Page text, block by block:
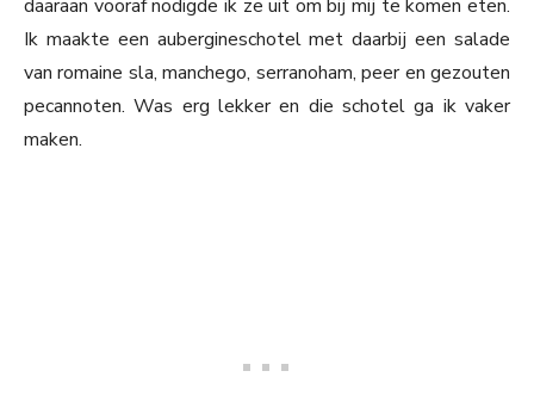
daaraan vooraf nodigde ik ze uit om bij mij te komen eten.
Ik maakte een aubergineschotel met daarbij een salade
van romaine sla, manchego, serranoham, peer en gezouten
pecannoten. Was erg lekker en die schotel ga ik vaker
maken.